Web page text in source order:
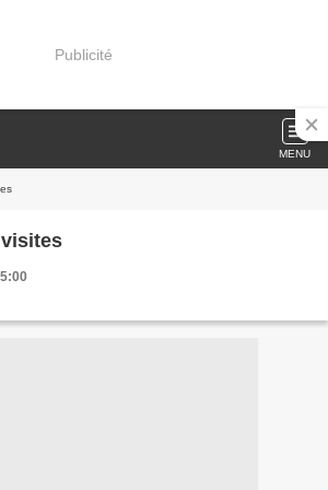
Publicité
MENU